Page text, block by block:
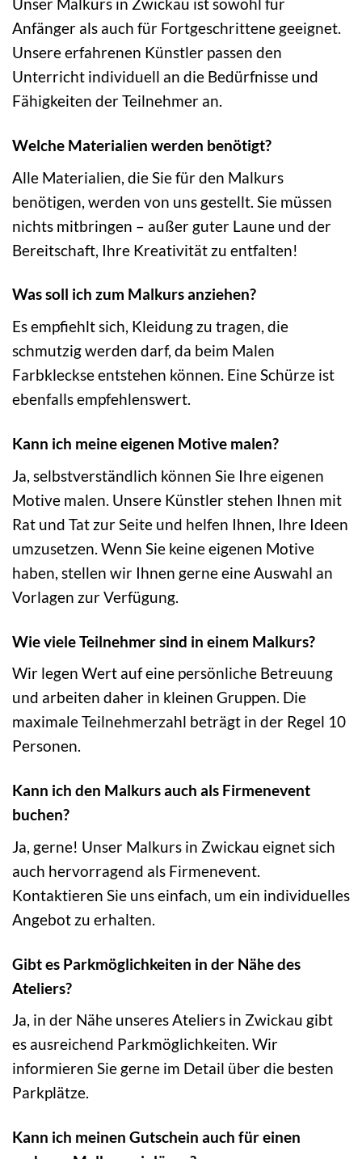
Anfänger als auch für Fortgeschrittene geeignet.
Unsere erfahrenen Künstler passen den
Unterricht individuell an die Bedürfnisse und
Fähigkeiten der Teilnehmer an.
Welche Materialien werden benötigt?
Alle Materialien, die Sie für den Malkurs
benötigen, werden von uns gestellt. Sie müssen
nichts mitbringen – außer guter Laune und der
Bereitschaft, Ihre Kreativität zu entfalten!
Was soll ich zum Malkurs anziehen?
Es empfiehlt sich, Kleidung zu tragen, die
schmutzig werden darf, da beim Malen
Farbkleckse entstehen können. Eine Schürze ist
ebenfalls empfehlenswert.
Kann ich meine eigenen Motive malen?
Ja, selbstverständlich können Sie Ihre eigenen
Motive malen. Unsere Künstler stehen Ihnen mit
Rat und Tat zur Seite und helfen Ihnen, Ihre Ideen
umzusetzen. Wenn Sie keine eigenen Motive
haben, stellen wir Ihnen gerne eine Auswahl an
Vorlagen zur Verfügung.
Wie viele Teilnehmer sind in einem Malkurs?
Wir legen Wert auf eine persönliche Betreuung
und arbeiten daher in kleinen Gruppen. Die
maximale Teilnehmerzahl beträgt in der Regel 10
Personen.
Kann ich den Malkurs auch als Firmenevent
buchen?
Ja, gerne! Unser Malkurs in Zwickau eignet sich
auch hervorragend als Firmenevent.
Kontaktieren Sie uns einfach, um ein individuelles
Angebot zu erhalten.
Gibt es Parkmöglichkeiten in der Nähe des
Ateliers?
Ja, in der Nähe unseres Ateliers in Zwickau gibt
es ausreichend Parkmöglichkeiten. Wir
informieren Sie gerne im Detail über die besten
Parkplätze.
Kann ich meinen Gutschein auch für einen